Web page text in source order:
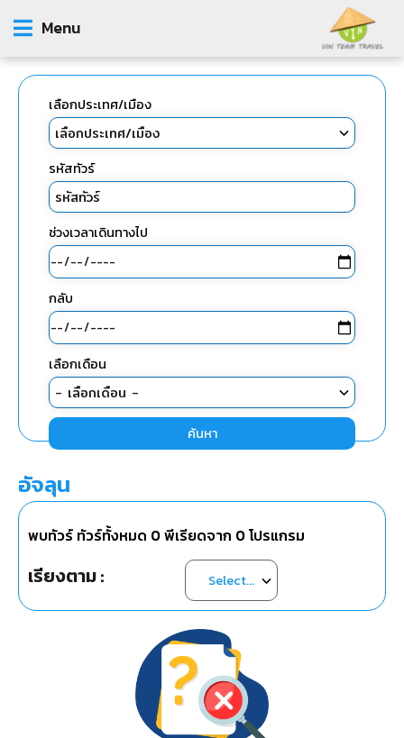
Menu
เลือกประเทศ/เมือง
รหัสทัวร์
ช่วงเวลาเดินทางไป
กลับ
เลือกเดือน
ค้นหา
อัจลุน
พบทัวร์ ทัวร์ทั้งหมด 0พีเรียดจาก 0โปรแกรม
เรียงตาม :